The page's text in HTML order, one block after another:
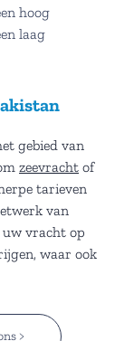
hoog
laag
gebied van
zeevracht of
tarieven
van
vracht op
waar ook
>